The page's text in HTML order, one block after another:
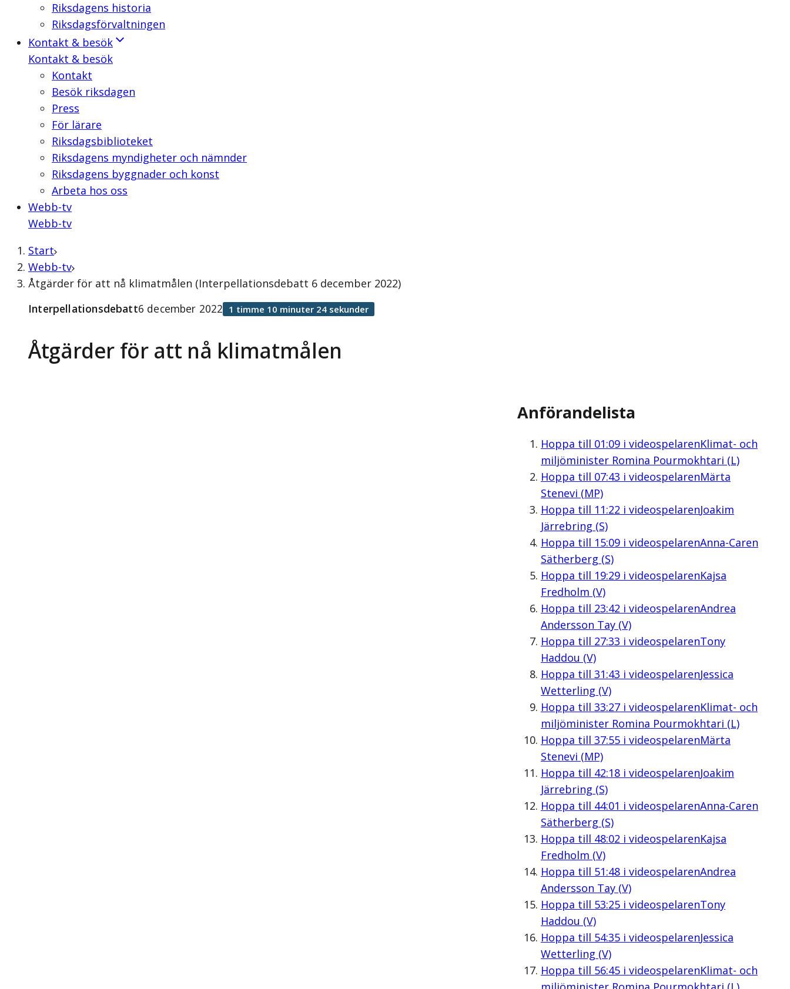
Riksdagens historia
Riksdagsförvaltningen
Kontakt & besök
Kontakt & besök
Kontakt
Besök riksdagen
Press
För lärare
Riksdagsbiblioteket
Riksdagens myndigheter och nämnder
Riksdagens byggnader och konst
Arbeta hos oss
Webb-tv
Webb-tv
Start
Webb-tv
Åtgärder för att nå klimatmålen (Interpellationsdebatt 6 december 2022)
Åtgärder för att nå klimatmålen
Interpellationsdebatt6 december 2022 1 timme 10 minuter 24 sekunder
Anförandelista
Hoppa till 01:09i videospelarenKlimat- och
miljöminister Romina Pourmokhtari (L)
Hoppa till 07:43 i videospelarenMärta
Stenevi (MP)
Hoppa till 11:22 i videospelarenJoakim
Järrebring (S)
Hoppa till 15:09i videospelarenAnna-Caren
Sätherberg (S)
Hoppa till 19:29i videospelarenKajsa
Fredholm (V)
Hoppa till 23:42 i videospelarenAndrea
Andersson Tay (V)
Hoppa till 27:33 i videospelarenTony
Haddou (V)
Hoppa till 31:43 i videospelarenJessica
Wetterling (V)
Hoppa till 33:27i videospelarenKlimat- och
miljöminister Romina Pourmokhtari (L)
Hoppa till 37:55i videospelarenMärta
Stenevi (MP)
Hoppa till 42:18i videospelarenJoakim
Järrebring (S)
Hoppa till 44:01 i videospelarenAnna-Caren
Sätherberg (S)
Hoppa till 48:02 i videospelarenKajsa
Fredholm (V)
Hoppa till 51:48i videospelarenAndrea
Andersson Tay (V)
Hoppa till 53:25i videospelarenTony
Haddou (V)
Hoppa till 54:35i videospelarenJessica
Wetterling (V)
Hoppa till 56:45i videospelarenKlimat- och